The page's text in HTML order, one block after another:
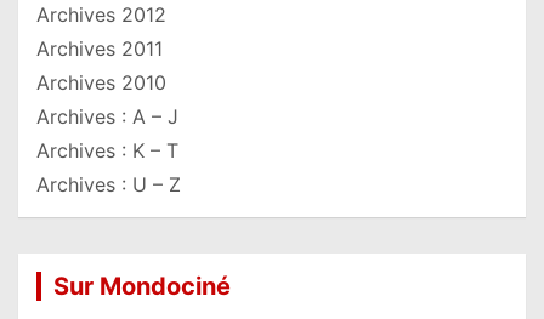
Archives 2012
Archives 2011
Archives 2010
Archives : A – J
Archives : K – T
Archives : U – Z
Sur Mondociné